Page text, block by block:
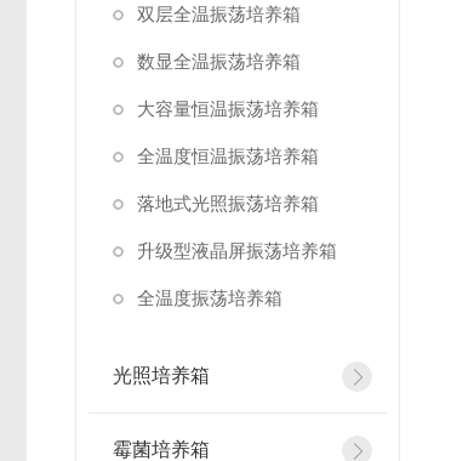
双层全温振荡培养箱
数显全温振荡培养箱
大容量恒温振荡培养箱
全温度恒温振荡培养箱
落地式光照振荡培养箱
升级型液晶屏振荡培养箱
全温度振荡培养箱
光照培养箱
霉菌培养箱